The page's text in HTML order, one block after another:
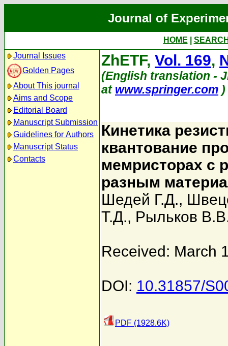
Journal of
HOME
Journal Issues
Golden Pages
About This journal
Aims and Scope
Editorial Board
Manuscript Submission
Guidelines for Authors
Manuscript Status
Contacts
ZhETF, Vol. 169,
(English translation -
at www.springer.com )
Кинетика
квантование
мемристорах с
разным
Шедей Г.Д.,
Т.Д., Рыльков
Received: March
DOI: 10.31857/
PDF (1928.6K)